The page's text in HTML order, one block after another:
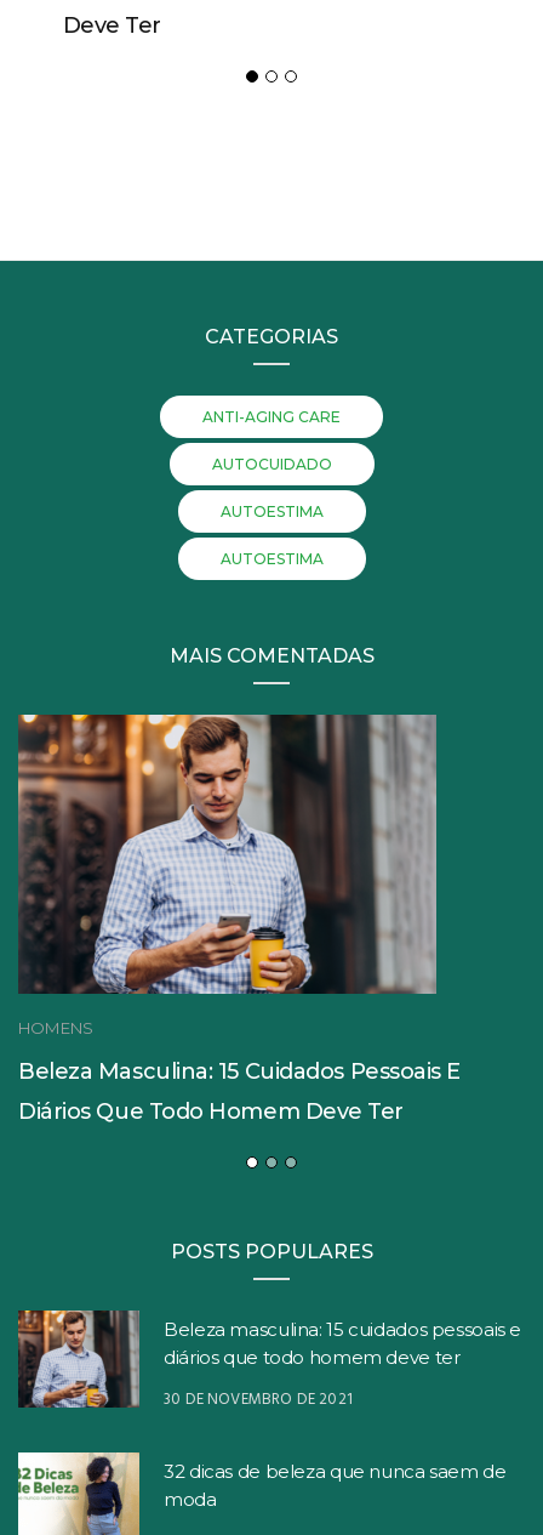
Deve Ter
CATEGORIAS
ANTI-AGING CARE
AUTOCUIDADO
AUTOESTIMA
AUTOESTIMA
MAIS COMENTADAS
HOMENS
Beleza Masculina: 15 Cuidados Pessoais E
Diários Que Todo Homem Deve Ter
POSTS POPULARES
Beleza masculina: 15 cuidados pessoais e
diários que todo homem deve ter
30 DE NOVEMBRO DE 2021
32 dicas de beleza que nunca saem de
moda